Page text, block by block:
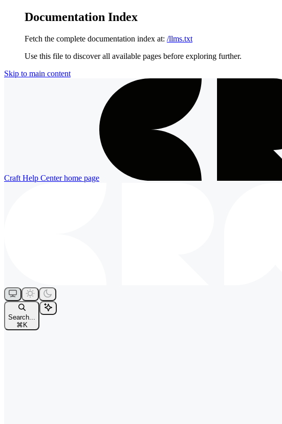
Documentation Index
Fetch the complete documentation index at: /llms.txt
Use this file to discover all available pages before exploring further.
Skip to main content
Craft Help Centerhome page
Search...
⌘ K